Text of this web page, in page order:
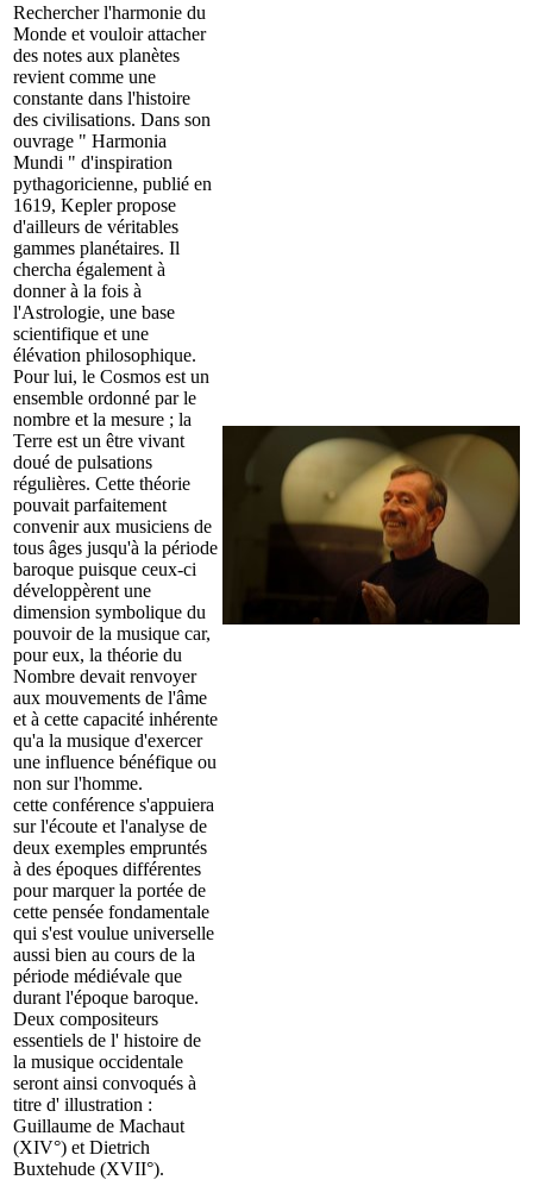
Rechercher l'harmonie du
Monde et vouloir attacher
des notes aux planètes
revient comme une
constante dans l'histoire
des civilisations. Dans son
ouvrage " Harmonia
Mundi " d'inspiration
pythagoricienne, publié en
1619, Kepler propose
d'ailleurs de véritables
gammes planétaires. Il
chercha également à
donner à la fois à
l'Astrologie, une base
scientifique et une
élévation philosophique.
Pour lui, le Cosmos est un
ensemble ordonné par le
nombre et la mesure ; la
Terre est un être vivant
doué de pulsations
régulières. Cette théorie
pouvait parfaitement
convenir aux musiciens de
tous âges jusqu'à la période
baroque puisque ceux-ci
développèrent une
dimension symbolique du
pouvoir de la musique car,
pour eux, la théorie du
Nombre devait renvoyer
aux mouvements de l'âme
et à cette capacité inhérente
qu'a la musique d'exercer
une influence bénéfique ou
non sur l'homme.
cette conférence s'appuiera
sur l'écoute et l'analyse de
deux exemples empruntés
à des époques différentes
pour marquer la portée de
cette pensée fondamentale
qui s'est voulue universelle
aussi bien au cours de la
période médiévale que
durant l'époque baroque.
Deux compositeurs
essentiels de l' histoire de
la musique occidentale
seront ainsi convoqués à
titre d' illustration :
Guillaume de Machaut
(XIV°) et Dietrich
Buxtehude (XVII°).